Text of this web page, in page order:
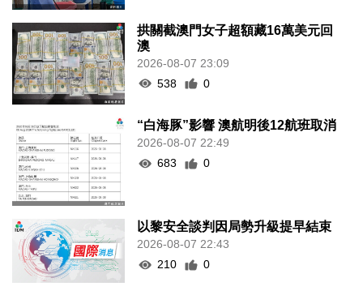
拱關截澳門女子超額藏16萬美元回
澳
2026-08-07 23:09
538
0
“白海豚”影響 澳航明後12航班取消
2026-08-07 22:49
683
0
以黎安全談判因局勢升級提早結束
2026-08-07 22:43
210
0